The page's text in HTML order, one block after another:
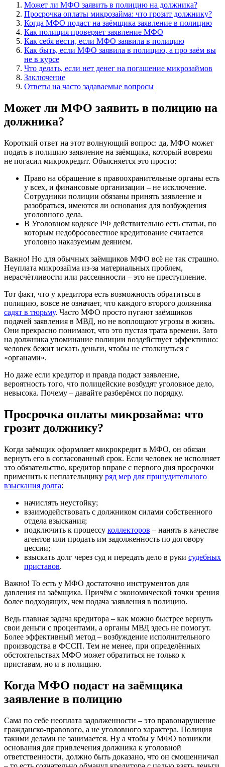
Может ли МФО заявить в полицию на должника?
Просрочка оплаты микрозайма: что грозит должнику?
Когда МФО подаст на заёмщика заявление в полицию
Как полиция проверяет заявление МФО
Как себя вести, если МФО заявила в полицию
Как быть, если МФО заявила в полицию, а про заём вы
не в курсе
Что делать, если нет денег на погашение микрозаймов
Заключение
Ответы на часто задаваемые вопросы
Может ли МФО заявить в полицию на
должника?
Короткий ответ на этот волнующий вопрос: да, МФО может
подать в полицию заявление на заёмщика, который вовремя
не погасил микрокредит. Объясняется это просто:
Право на обращение в правоохранительные органы есть
у всех, и финансовые организации – не исключение.
Сотрудники полиции обязаны принять заявление и
разобраться, имеются ли основания для возбуждения
уголовного дела.
В Уголовном кодексе РФ действительно есть статьи, по
которым недобросовестное кредитование считается
уголовно наказуемым деянием.
Важно! Но для обычных заёмщиков МФО всё не так страшно.
Неуплата микрозайма из-за материальных проблем,
нерасчётливости или рассеянности – это не преступление.
Тот факт, что у кредитора есть возможность обратиться в
полицию, вовсе не означает, что каждого второго должника
садят в тюрьму. Часто МФО просто пугают заёмщиков
подачей заявления в МВД, но не воплощают угрозы в жизнь.
Они прекрасно понимают, что это пустая трата времени. Зато
на должника упоминание полиции воздействует эффективно:
человек бежит искать деньги, чтобы не столкнуться с
«органами».
Но даже если кредитор и правда подаст заявление,
вероятность того, что полицейские возбудят уголовное дело,
невысока. Почему – давайте разберёмся по порядку.
Просрочка оплаты микрозайма: что
грозит должнику?
Когда заёмщик оформляет микрокредит в МФО, он обязан
вернуть его в согласованный срок. Если человек не исполняет
это обязательство, кредитор вправе с первого дня просрочки
применить к неплательщику ряд мер для принудительного
взыскания долга:
начислять неустойку;
взаимодействовать с должником силами собственного
отдела взыскания;
подключить к процессу коллекторов – нанять в качестве
агентов или продать им задолженность по договору
цессии;
взыскать долг через суд и передать дело в руки судебных
приставов.
Важно! То есть у МФО достаточно инструментов для
давления на заёмщика. Причём с экономической точки зрения
более подходящих, чем подача заявления в полицию.
Ведь главная задача кредитора – как можно быстрее вернуть
свои деньги с процентами, а органы МВД здесь не помогут.
Более эффективный метод – возбуждение исполнительного
производства в ФССП. Тем не менее, при определённых
обстоятельствах МФО может обратиться не только к
приставам, но и в полицию.
Когда МФО подаст на заёмщика
заявление в полицию
Сама по себе неоплата задолженности – это правонарушение
гражданско-правового, а не уголовного характера. Полиция
такими делами не занимается. Ну а чтобы у МФО возникли
основания для привлечения должника к уголовной
ответственности, должно быть доказано, что он смошенничал